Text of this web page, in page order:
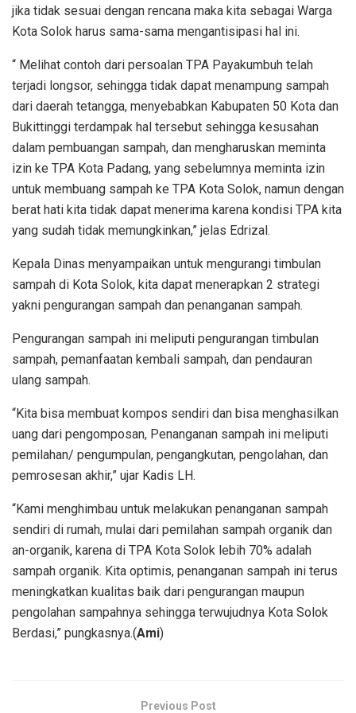
jika tidak sesuai dengan rencana maka kita sebagai Warga
Kota Solok harus sama-sama mengantisipasi hal ini.
“ Melihat contoh dari persoalan TPA Payakumbuh telah
terjadi longsor, sehingga tidak dapat menampung sampah
dari daerah tetangga, menyebabkan Kabupaten 50 Kota dan
Bukittinggi terdampak hal tersebut sehingga kesusahan
dalam pembuangan sampah, dan mengharuskan meminta
izin ke TPA Kota Padang, yang sebelumnya meminta izin
untuk membuang sampah ke TPA Kota Solok, namun dengan
berat hati kita tidak dapat menerima karena kondisi TPA kita
yang sudah tidak memungkinkan,” jelas Edrizal.
Kepala Dinas menyampaikan untuk mengurangi timbulan
sampah di Kota Solok, kita dapat menerapkan 2 strategi
yakni pengurangan sampah dan penanganan sampah.
Pengurangan sampah ini meliputi pengurangan timbulan
sampah, pemanfaatan kembali sampah, dan pendauran
ulang sampah.
“Kita bisa membuat kompos sendiri dan bisa menghasilkan
uang dari pengomposan, Penanganan sampah ini meliputi
pemilahan/ pengumpulan, pengangkutan, pengolahan, dan
pemrosesan akhir,” ujar Kadis LH.
“Kami menghimbau untuk melakukan penanganan sampah
sendiri di rumah, mulai dari pemilahan sampah organik dan
an-organik, karena di TPA Kota Solok lebih 70% adalah
sampah organik. Kita optimis, penanganan sampah ini terus
meningkatkan kualitas baik dari pengurangan maupun
pengolahan sampahnya sehingga terwujudnya Kota Solok
Berdasi,” pungkasnya.(Ami)
Previous Post